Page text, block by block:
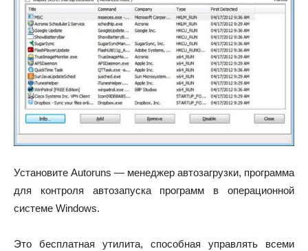
Установите Autoruns — менеджер автозагрузки, программа
для контроля автозапуска программ в операционной
системе Windows.
Это бесплатная утилита, способная управлять всеми